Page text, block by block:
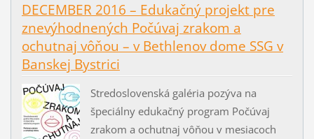
DECEMBER 2016 – Edukačný projekt pre
znevýhodnených Počúvaj zrakom a
ochutnaj vôňou – v Bethlenov dome SSG v
Banskej Bystrici
Stredoslovenská galéria pozýva na
špeciálny edukačný program Počúvaj
zrakom a ochutnaj vôňou v mesiacoch